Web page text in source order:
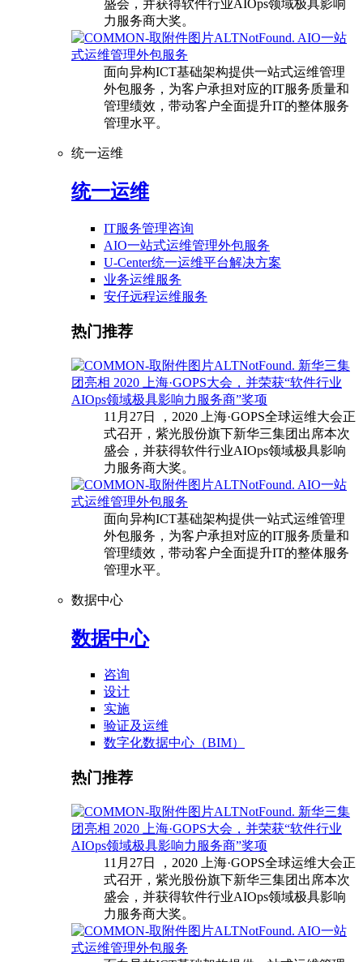
盛会，并获得软件行业AIOps领域极具影响
力服务商大奖。
AIO一站
式运维管理外包服务
面向异构ICT基础架构提供一站式运维管理
外包服务，为客户承担对应的IT服务质量和
管理绩效，带动客户全面提升IT的整体服务
管理水平。
统一运维
统一运维
IT服务管理咨询
AIO一站式运维管理外包服务
U-Center统一运维平台解决方案
业务运维服务
安仔远程运维服务
热门推荐
新华三集
团亮相 2020 上海·GOPS大会，并荣获“软件行业
AIOps领域极具影响力服务商”奖项
11月27日 ，2020 上海·GOPS全球运维大会正
式召开，紫光股份旗下新华三集团出席本次
盛会，并获得软件行业AIOps领域极具影响
力服务商大奖。
AIO一站
式运维管理外包服务
面向异构ICT基础架构提供一站式运维管理
外包服务，为客户承担对应的IT服务质量和
管理绩效，带动客户全面提升IT的整体服务
管理水平。
数据中心
数据中心
咨询
设计
实施
验证及运维
数字化数据中心（BIM）
热门推荐
新华三集
团亮相 2020 上海·GOPS大会，并荣获“软件行业
AIOps领域极具影响力服务商”奖项
11月27日 ，2020 上海·GOPS全球运维大会正
式召开，紫光股份旗下新华三集团出席本次
盛会，并获得软件行业AIOps领域极具影响
力服务商大奖。
AIO一站
式运维管理外包服务